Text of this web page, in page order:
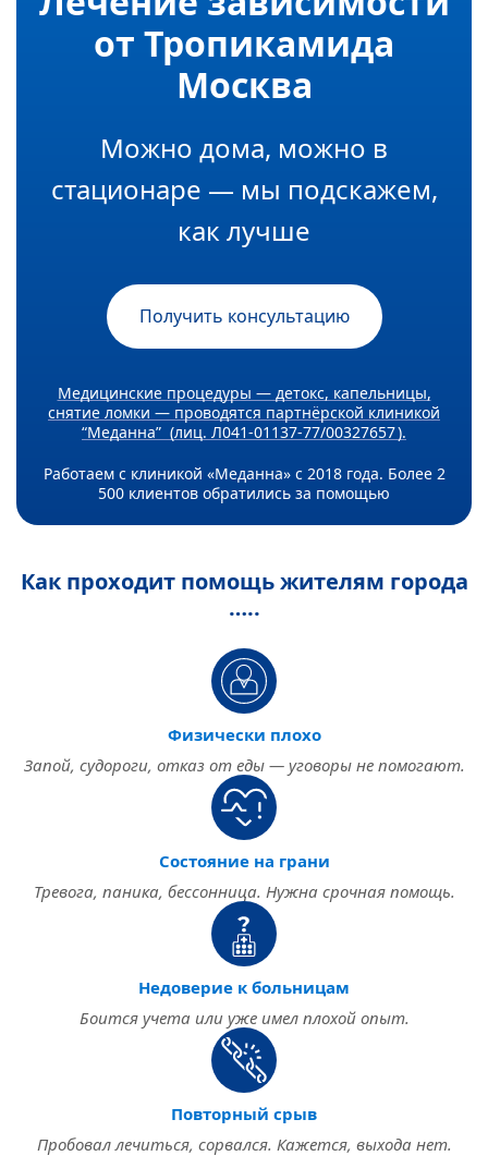
от Тропикамида
Москва
Можно дома, можно в
стационаре — мы подскажем,
как лучше
Получить консультацию
Медицинские процедуры — детокс, капельницы,
снятие ломки — проводятся партнёрской клиникой
“Меданна” (лиц. Л041-01137-77/00327657 ).
Работаем с клиникой «Меданна» с 2018 года. Более 2
500 клиентов обратились за помощью
Как проходит помощь жителям города
…..
Физически плохо
Запой, судороги, отказ от еды — уговоры не помогают.
Состояние на грани
Тревога, паника, бессонница. Нужна срочная помощь.
Недоверие к больницам
Боится учета или уже имел плохой опыт.
Повторный срыв
Пробовал лечиться, сорвался. Кажется, выхода нет.